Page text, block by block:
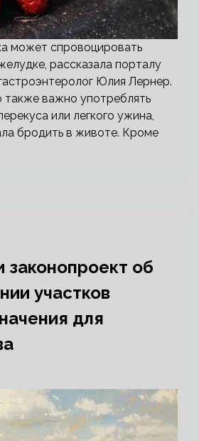
может спровоцировать
рассказала порталу
Юлия Лернер.
также важно употреблять
или легкого ужина,
бродить в животе. Кроме
законопроект об
участков
для